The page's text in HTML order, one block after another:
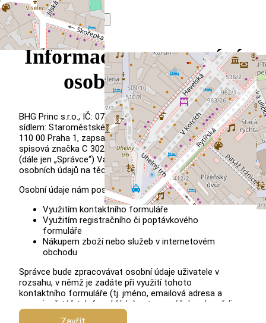
×
Informace o zpracování
osobních údajů
BHG Princ s.r.o., IČ: 073 41 199, DIČ: CZ073 41 199, se
sídlem: Staroměstské náměstí 460/29, Staré Město,
110 00 Praha 1, zapsaná u Městského soudu v Praze,
spisová značka C 302794, jako správce osobních údajů
(dále jen „Správce“) Vás tímto informuje o zpracování
osobních údajů na těchto internetových stránkách.
Osobní údaje nám poskytnete v těchto případech:
Využitím kontaktního formuláře
Využitím registračního či poptávkového
formuláře
Nákupem zboží nebo služeb v internetovém
obchodu
Správce bude zpracovávat osobní údaje uživatele v
rozsahu, v němž je zadáte při využití tohoto
kontaktního formuláře (tj. jméno, emailová adresa a
nepovinně též telefonní číslo), a to pro účely odpovědi
na zprávu, kterou Správci prostřednictvím kontaktního